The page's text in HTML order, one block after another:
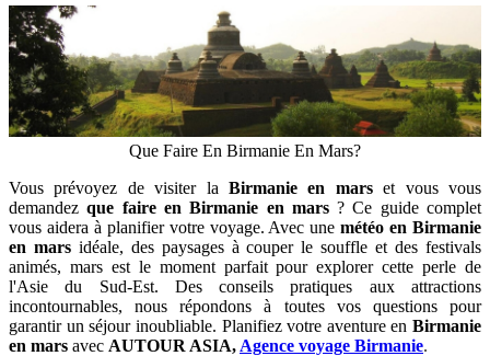
Que Faire En Birmanie En Mars?
Vous prévoyez de visiter la Birmanie en marset vous vous
demandezque faire en Birmanie en mars? Ce guide complet
vous aidera à planifier votre voyage. Avec unemétéo en Birmanie
en marsidéale, des paysages à couper le souffle et des festivals
animés, mars est le moment parfait pour explorer cette perle de
l'Asie du Sud-Est. Des conseils pratiques aux attractions
incontournables, nous répondons à toutes vos questions pour
garantir un séjour inoubliable. Planifiez votre aventure en Birmanie
en mars avec AUTOUR ASIA, Agence voyage Birmanie.